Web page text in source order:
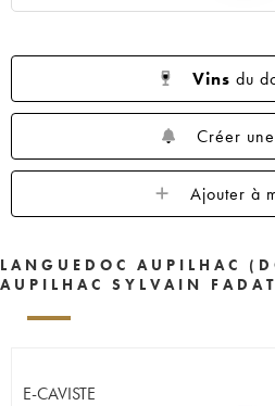
Vins du
Créer
Ajouter à
LANGUEDOC AUPILHAC
AUPILHAC SYLVAIN
E-CAVISTE